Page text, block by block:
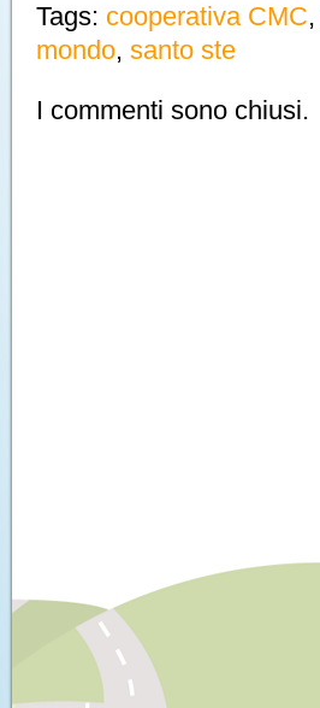
Tags: cooperativa CMC,
mondo, santo ste
I commenti sono chiusi.